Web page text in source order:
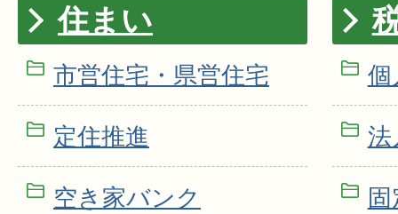
住まい
市営住宅・県営住宅
定住推進
空き家バンク
個
法